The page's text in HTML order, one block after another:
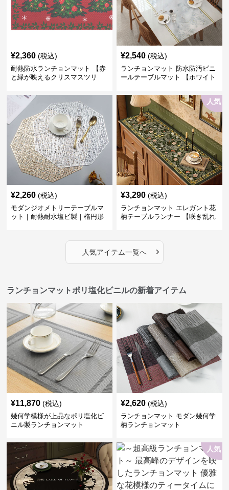
¥2,360 (税込)
耐熱防水ランチョンマット 【赤
と緑が映えるクリスマスツリ
¥2,540 (税込)
ランチョンマット 防水防汚ビニ
ールテーブルマット 【ホワイト
¥2,260 (税込)
モダンジオメトリーテーブルマ
ット｜耐熱耐水塩ビ製｜楕円形
人気
¥3,290 (税込)
ランチョンマット エレガント花
柄テーブルランナー 【咲き乱れ
人気アイテム一覧へ ›
ランチョンマットポリ塩化ビニルの新着アイテム
¥11,870 (税込)
幾何学模様が上品なポリ塩化ビ
ニル製ランチョンマット
¥2,620 (税込)
ランチョンマット モダン幾何学
柄ランチョンマット
人気